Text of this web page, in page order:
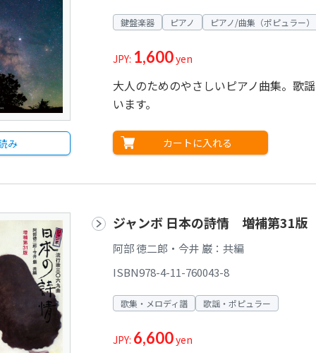
み
鍵盤楽器 ピアノ ピアノ/曲集（ポピュラー）
JPY: 1,600yen
大人のためのやさしいピアノ曲集。歌
います。
カートに入れる
ジャンボ 日本の詩情 増補第31版
阿部 徳二郎・今井 巌：共編
ISBN978-4-11-760043-8
歌集・メロディ譜 歌謡・ポピュラー
JPY: 6,600yen